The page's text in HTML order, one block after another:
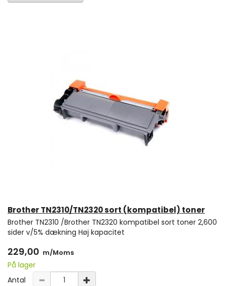
Brother TN2310/TN2320 sort (kompatibel) toner
Brother TN2310 /Brother TN2320 kompatibel sort toner 2,600
sider v/5% dækning Høj kapacitet
229,00 m/Moms
På lager
Antal